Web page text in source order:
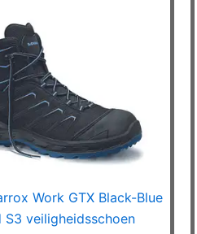
Work GTX Black-Blue
S3 veiligheidsschoen